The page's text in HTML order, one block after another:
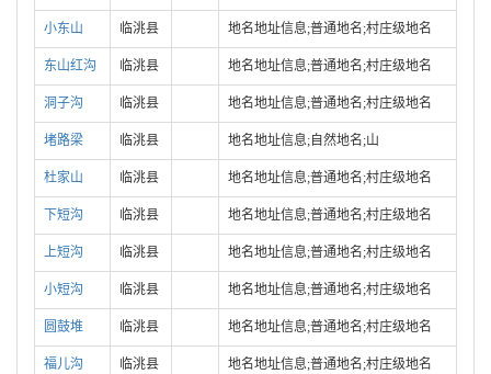
小东山 临洮县 地名地址信息;普通地名;村庄级地名
东山红沟 临洮县 地名地址信息;普通地名;村庄级地名
洞子沟 临洮县 地名地址信息;普通地名;村庄级地名
堵路梁 临洮县 地名地址信息;自然地名;山
杜家山 临洮县 地名地址信息;普通地名;村庄级地名
下短沟 临洮县 地名地址信息;普通地名;村庄级地名
上短沟 临洮县 地名地址信息;普通地名;村庄级地名
小短沟 临洮县 地名地址信息;普通地名;村庄级地名
圆鼓堆 临洮县 地名地址信息;普通地名;村庄级地名
福儿沟 临洮县 地名地址信息;普通地名;村庄级地名